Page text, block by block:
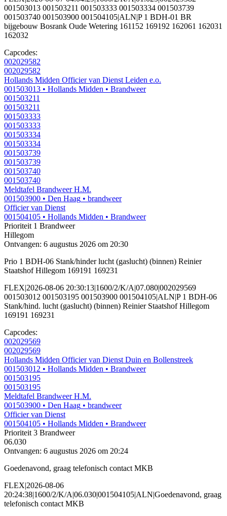
001503013 001503211 001503333 001503334 001503739
001503740 001503900 001504105|ALN|P 1 BDH-01 BR
bijgebouw Bosrank Oude Wetering 161152 169192 162061 162031
162032
Capcodes:
002029582
002029582
Hollands Midden Officier van Dienst Leiden e.o.
001503013 • Hollands Midden • Brandweer
001503211
001503211
001503333
001503333
001503334
001503334
001503739
001503739
001503740
001503740
Meldtafel Brandweer H.M.
001503900 • Den Haag • brandweer
Officier van Dienst
001504105 • Hollands Midden • Brandweer
Prioriteit 1 Brandweer
Hillegom
Ontvangen: 6 augustus 2026 om 20:30
Prio 1 BDH-06 Stank/hinder lucht (gaslucht) (binnen) Reinier
Staatshof Hillegom 169191 169231
FLEX|2026-08-06 20:30:13|1600/2/K/A|07.080|002029569
001503012 001503195 001503900 001504105|ALN|P 1 BDH-06
Stank/hind. lucht (gaslucht) (binnen) Reinier Staatshof Hillegom
169191 169231
Capcodes:
002029569
002029569
Hollands Midden Officier van Dienst Duin en Bollenstreek
001503012 • Hollands Midden • Brandweer
001503195
001503195
Meldtafel Brandweer H.M.
001503900 • Den Haag • brandweer
Officier van Dienst
001504105 • Hollands Midden • Brandweer
Prioriteit 3 Brandweer
06.030
Ontvangen: 6 augustus 2026 om 20:24
Goedenavond, graag telefonisch contact MKB
FLEX|2026-08-06
20:24:38|1600/2/K/A|06.030|001504105|ALN|Goedenavond, graag
telefonisch contact MKB